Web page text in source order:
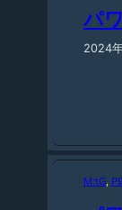
パ
2024
M:tG,